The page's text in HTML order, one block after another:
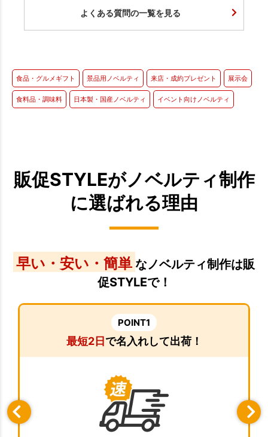
よくある質問の一覧を見る
食品・グルメギフト 景品用ノベルティ 来店・成約プレゼント 展示会
食料品・調味料 日本製・国産ノベルティ イベント向けノベルティ
販促STYLEがノベルティ制作
に選ばれる理由
早い・安い・簡単 なノベルティ制作は販
促STYLEで！
POINT1
最短2日で名入れして出荷！